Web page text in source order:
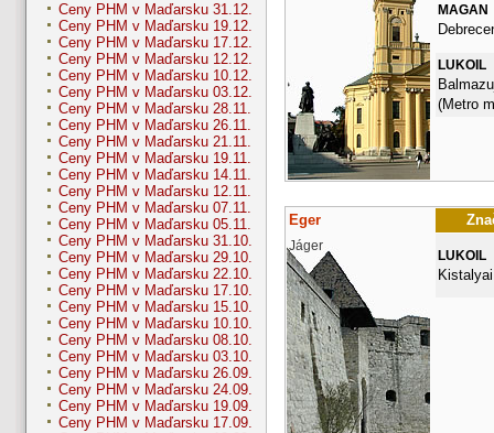
Ceny PHM v Maďarsku 31.12.
Ceny PHM v Maďarsku 19.12.
Ceny PHM v Maďarsku 17.12.
Ceny PHM v Maďarsku 12.12.
Ceny PHM v Maďarsku 10.12.
Ceny PHM v Maďarsku 03.12.
Ceny PHM v Maďarsku 28.11.
Ceny PHM v Maďarsku 26.11.
Ceny PHM v Maďarsku 21.11.
Ceny PHM v Maďarsku 19.11.
Ceny PHM v Maďarsku 14.11.
Ceny PHM v Maďarsku 12.11.
Ceny PHM v Maďarsku 07.11.
Ceny PHM v Maďarsku 05.11.
Ceny PHM v Maďarsku 31.10.
Ceny PHM v Maďarsku 29.10.
Ceny PHM v Maďarsku 22.10.
Ceny PHM v Maďarsku 17.10.
Ceny PHM v Maďarsku 15.10.
Ceny PHM v Maďarsku 10.10.
Ceny PHM v Maďarsku 08.10.
Ceny PHM v Maďarsku 03.10.
Ceny PHM v Maďarsku 26.09.
Ceny PHM v Maďarsku 24.09.
Ceny PHM v Maďarsku 19.09.
Ceny PHM v Maďarsku 17.09.
MAGAN
LUKOIL
(Metro
Eger
Jáger
LUKOIL